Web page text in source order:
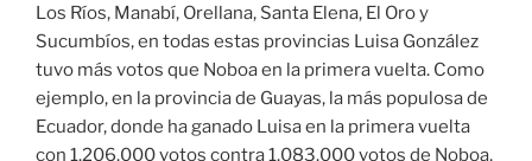
Los Ríos, Manabí, Orellana, Santa Elena, El Oro y
Sucumbíos, en todas estas provincias Luisa González
tuvo más votos que Noboa en la primera vuelta. Como
ejemplo, en la provincia de Guayas, la más populosa de
Ecuador, donde ha ganado Luisa en la primera vuelta
con 1.206.000 votos contra 1.083.000 votos de Noboa,